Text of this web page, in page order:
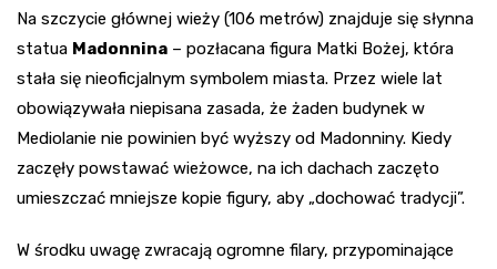
Na szczycie głównej wieży (106 metrów) znajduje się słynna
statua Madonnina – pozłacana figura Matki Bożej, która
stała się nieoficjalnym symbolem miasta. Przez wiele lat
obowiązywała niepisana zasada, że żaden budynek w
Mediolanie nie powinien być wyższy od Madonniny. Kiedy
zaczęły powstawać wieżowce, na ich dachach zaczęto
umieszczać mniejsze kopie figury, aby „dochować tradycji”.
W środku uwagę zwracają ogromne filary, przypominające